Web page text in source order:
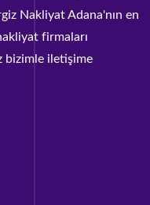
Nakliyat Adana'nın en
firmaları
bizimle iletişime